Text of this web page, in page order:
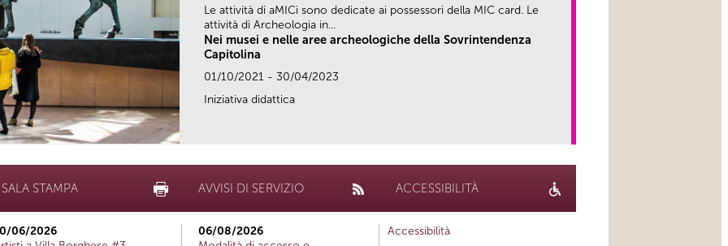
Le attività di aMICi sono dedicate ai possessori della MIC card. Le
attività di Archeologia in...
Nei musei e nelle aree archeologiche della Sovrintendenza
Capitolina
01/10/2021 - 30/04/2023
Iniziativa didattica
SALA STAMPA
06/2026
AVVISI DI SERVIZIO
06/08/2026
ACCESSIBILITÀ
Accessibilità